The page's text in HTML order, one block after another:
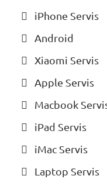
iPhone Servis
Android
Xiaomi Servis
Apple Servis
Macbook
iPad Servis
iMac Servis
Laptop Servis